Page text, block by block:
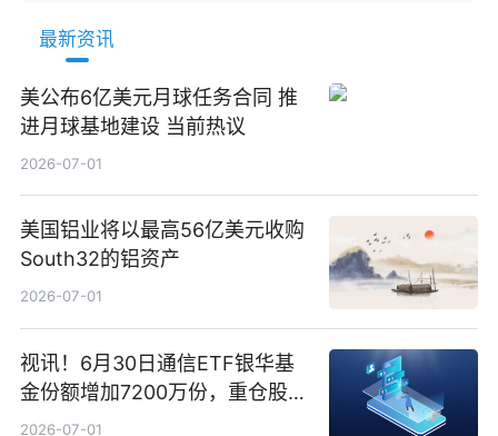
最新资讯
美公布6亿美元月球任务合同 推
进月球基地建设 当前热议
2026-07-01
美国铝业将以最高56亿美元收购
South32的铝资产
2026-07-01
视讯！6月30日通信ETF银华基
金份额增加7200万份，重仓股新
易盛、中际旭创、立讯精密
2026-07-01